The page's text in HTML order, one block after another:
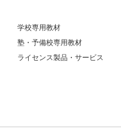
学校専用教材
塾・予備校専用教材
ライセンス製品・サービス